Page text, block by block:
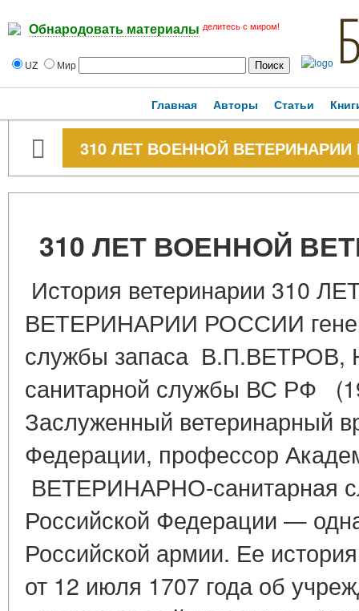
Обнародовать материалы делитесь с миром!
UZ Мир
Главная Авторы Статьи
310 ЛЕТ ВОЕННОЙ
310 ЛЕТ ВОЕННОЙ
История ветеринарии 310
ВЕТЕРИНАРИИ РОССИИ
службы запаса В.П.ВЕТРОВ,
санитарной службы ВС РФ
Заслуженный ветеринарный
Федерации, профессор
ВЕТЕРИНАРНО-санитарная
Российской Федерации —
Российской армии. Ее
от 12 июля 1707 года об